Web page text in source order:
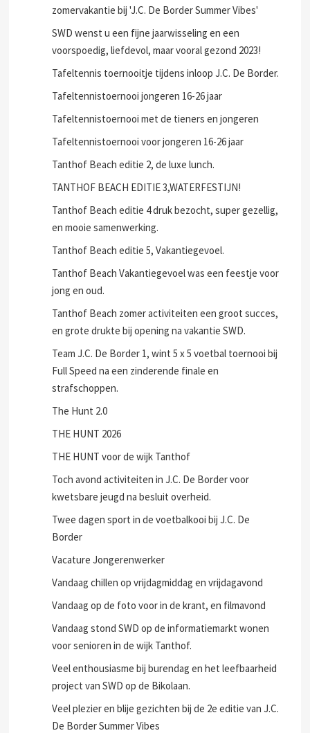
zomervakantie bij 'J.C. De Border Summer Vibes'
SWD wenst u een fijne jaarwisseling en een
voorspoedig, liefdevol, maar vooral gezond 2023!
Tafeltennis toernooitje tijdens inloop J.C. De Border.
Tafeltennistoernooi jongeren 16-26 jaar
Tafeltennistoernooi met de tieners en jongeren
Tafeltennistoernooi voor jongeren 16-26 jaar
Tanthof Beach editie 2, de luxe lunch.
TANTHOF BEACH EDITIE 3,WATERFESTIJN!
Tanthof Beach editie 4 druk bezocht, super gezellig,
en mooie samenwerking.
Tanthof Beach editie 5, Vakantiegevoel.
Tanthof Beach Vakantiegevoel was een feestje voor
jong en oud.
Tanthof Beach zomer activiteiten een groot succes,
en grote drukte bij opening na vakantie SWD.
Team J.C. De Border 1, wint 5 x 5 voetbal toernooi bij
Full Speed na een zinderende finale en
strafschoppen.
The Hunt 2.0
THE HUNT 2026
THE HUNT voor de wijk Tanthof
Toch avond activiteiten in J.C. De Border voor
kwetsbare jeugd na besluit overheid.
Twee dagen sport in de voetbalkooi bij J.C. De
Border
Vacature Jongerenwerker
Vandaag chillen op vrijdagmiddag en vrijdagavond
Vandaag op de foto voor in de krant, en filmavond
Vandaag stond SWD op de informatiemarkt wonen
voor senioren in de wijk Tanthof.
Veel enthousiasme bij burendag en het leefbaarheid
project van SWD op de Bikolaan.
Veel plezier en blije gezichten bij de 2e editie van J.C.
De Border Summer Vibes